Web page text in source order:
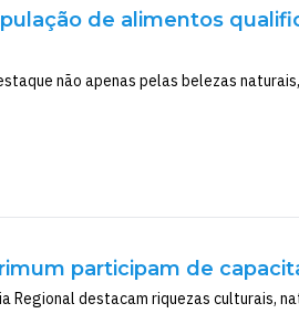
de alimentos
não apenas pelas belezas
participam de
Regional destacam riquezas culturais,